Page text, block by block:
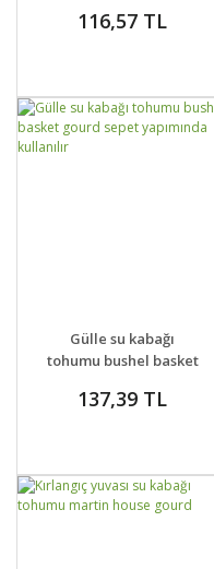
116,57 TL
DETAYLAR SEPETE EKLE
Gülle su kabağı
tohumu bushel basket
yapımında kullanılır
137,39 TL